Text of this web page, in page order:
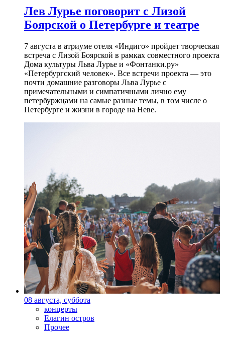
Лев Лурье поговорит с Лизой
Боярской о Петербурге и театре
7 августа в атриуме отеля «Индиго» пройдет творческая
встреча с Лизой Боярской в рамках совместного проекта
Дома культуры Льва Лурье и «Фонтанки.ру»
«Петербургский человек». Все встречи проекта — это
почти домашние разговоры Льва Лурье с
примечательными и симпатичными лично ему
петербуржцами на самые разные темы, в том числе о
Петербурге и жизни в городе на Неве.
08 августа, суббота
концерты
Елагин остров
Прочее